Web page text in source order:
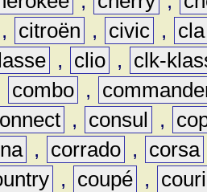
, citroën , civic ,
cla
, clio ,
clk-
combo ,
, consul ,
, corrado , corsa
, coupé ,